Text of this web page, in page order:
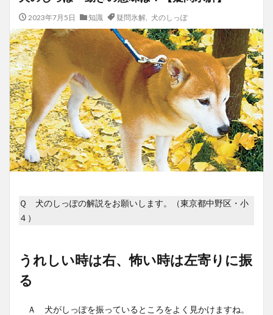
2023年7月5日 知識 疑問氷解 犬のしっぽ
Ｑ 犬のしっぽの解説をお願いします。（東京都中野区・小
４）
うれしい時は右、怖い時は左寄りに振
る
Ａ 犬がしっぽを振っているところをよく見かけますね。